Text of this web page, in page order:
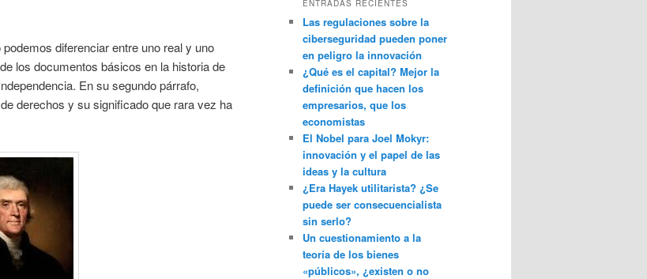
diferenciar entre uno real y uno
los documentos básicos en la historia de
En su segundo párrafo,
derechos y su significado que rara vez ha
ENTRADAS RECIENTES
Las regulaciones sobre la
ciberseguridad pueden poner
en peligro la innovación
¿Qué es el capital? Mejor la
definición que hacen los
empresarios, que los
economistas
El Nobel para Joel Mokyr:
innovación y el papel de las
ideas y la cultura
¿Era Hayek utilitarista? ¿Se
puede ser consecuencialista
sin serlo?
Un cuestionamiento a la
teoría de los bienes
«públicos», ¿existen o no